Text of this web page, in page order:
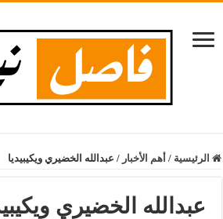
الرئيسية / أهم الأخبار / عبدالله الخضيري ويكيبيديا
عبدالله الخضيري